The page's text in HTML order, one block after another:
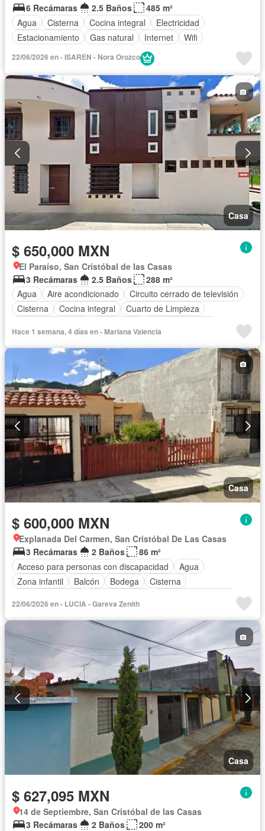
6 Recámaras
2.5 Baños
485 m²
Agua
Cisterna Cocina integral
Electricidad
Estacionamiento
Gas natural Internet Wifi
22/06/2026 en - ISAREN - Nora Orozco
Casa
$ 650,000 MXN
El Paraíso, San Cristóbal de las Casas
3 Recámaras
2.5 Baños
288 m²
Agua
Aire acondicionado
Circuito cerrado de televisión
Cisterna
Cocina integral
Cuarto de Limpieza
Gas natural
Internet Seguridad
Televisión por cable
Hace 1 semana, 4 días en - Mariana Valencia
Casa
$ 600,000 MXN
Explanada Del Carmen, San Cristóbal De Las Casas
3 Recámaras
2 Baños
86 m²
Acceso para personas con discapacidad
Agua
Zona infantil
Balcón Bodega
Cisterna
Cuarto de servicio
Electricidad
Gimnasio
Despacho
Seguridad
Televisión por cable Wifi Zonas verdes
22/06/2026 en - LUCIA - Gareva Zenith
Casa
$ 627,095 MXN
14 de Septiembre, San Cristóbal de las Casas
3 Recámaras
2 Baños
200 m²